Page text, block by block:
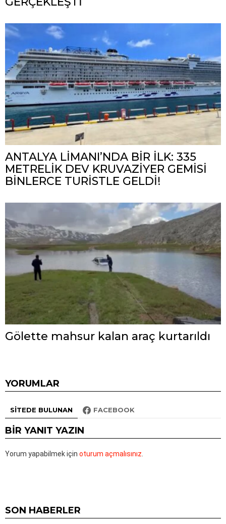
ANTALYA LİMANI’NDA BİR İLK: 335
METRELİK DEV KRUVAZİYER GEMİSİ
BİNLERCE TURİSTLE GELDİ!
Gölette mahsur kalan araç kurtarıldı
YORUMLAR
SITEDE BULUNAN FACEBOOK
BIR YANIT YAZIN
Yorum yapabilmek için oturum açmalısınız
SON HABERLER